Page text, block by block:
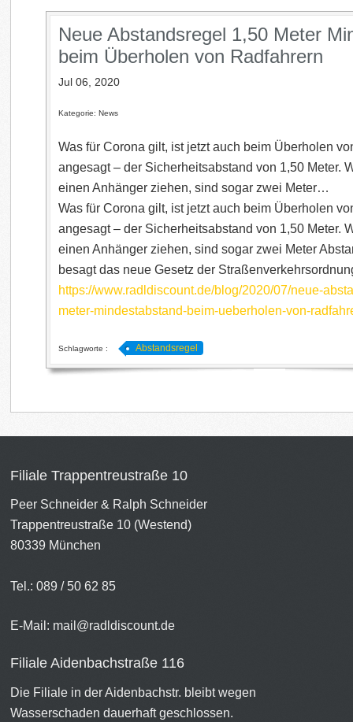
Neue Abstandsregel 1,50 Meter
beim Überholen von Radfahrern
Jul 06, 2020
Kategorie: News
Was für Corona gilt, ist jetzt auch beim Überholen
angesagt – der Sicherheitsabstand von 1,50 Meter.
einen Anhänger ziehen, sind sogar zwei Meter…
Was für Corona gilt, ist jetzt auch beim Überholen
angesagt – der Sicherheitsabstand von 1,50 Meter.
einen Anhänger ziehen, sind sogar zwei Meter
besagt das neue Gesetz der
https://www.radldiscount.de/blog/2020/07/neue-
meter-mindestabstand-beim-ueberholen-von-
Schlagworte : Abstandsregel
Filiale Trappentreustraße 10
Peer Schneider & Ralph Schneider
Trappentreustraße 10 (Westend)
80339 München
Tel.: 089 / 50 62 85
E-Mail: mail@radldiscount.de
Filiale Aidenbachstraße 116
Die Filiale in der Aidenbachstr. bleibt wegen
Wasserschaden dauerhaft geschlossen.